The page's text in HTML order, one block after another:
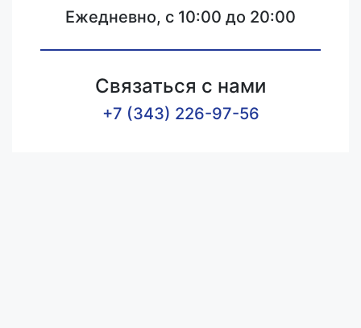
Ежедневно, с 10:00 до 20:00
Связаться с нами
+7 (343) 226-97-56